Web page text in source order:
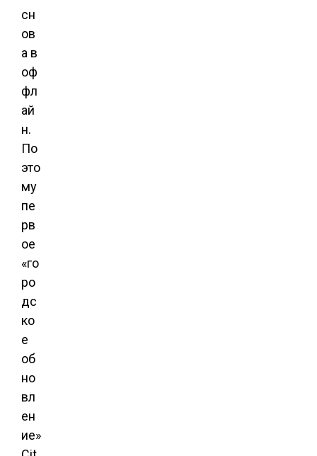
сн
ов
а в
оф
фл
ай
н.
По
это
му
пе
рв
ое
«го
ро
дс
ко
е
об
но
вл
ен
ие»